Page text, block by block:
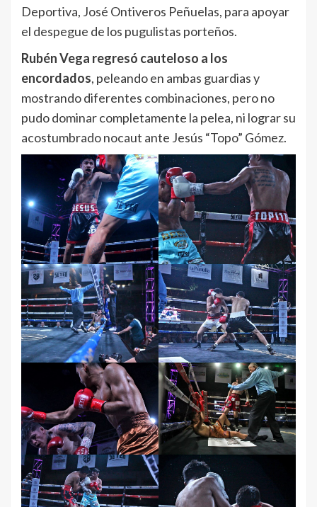
Deportiva, José Ontiveros Peñuelas, para apoyar
el despegue de los pugulistas porteños.
Rubén Vega regresó cauteloso a los
encordados, peleando en ambas guardias y
mostrando diferentes combinaciones, pero no
pudo dominar completamente la pelea, ni lograr su
acostumbrado nocaut ante Jesús “Topo” Gómez.